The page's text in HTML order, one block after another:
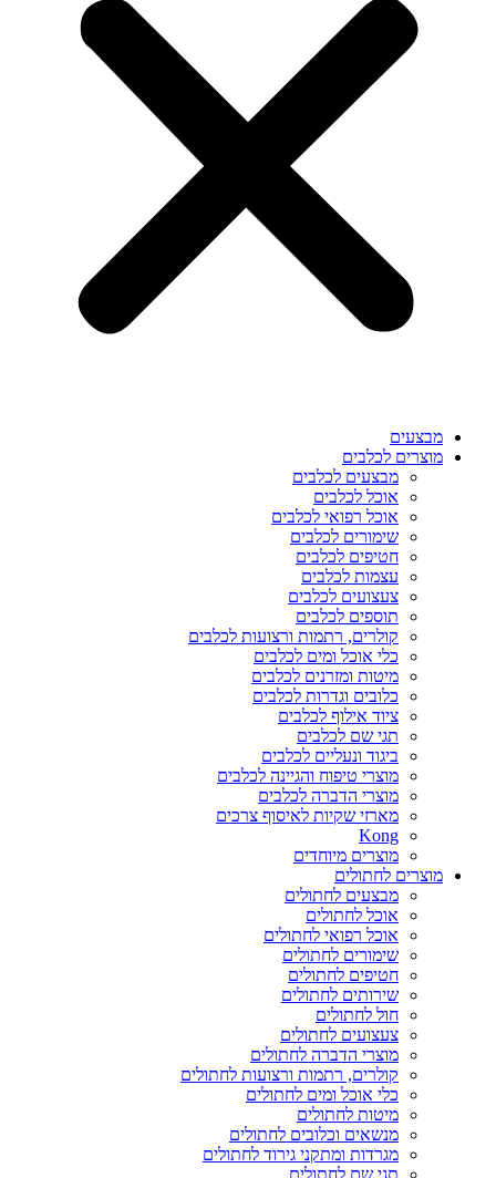
מבצעים
מוצרים לכלבים
מבצעים לכלבים
אוכל לכלבים
אוכל רפואי לכלבים
שימורים לכלבים
חטיפים לכלבים
עצמות לכלבים
צעצועים לכלבים
תוספים לכלבים
קולרים, רתמות ורצועות לכלבים
כלי אוכל ומים לכלבים
מיטות ומזרנים לכלבים
כלובים וגדרות לכלבים
ציוד אילוף לכלבים
תגי שם לכלבים
ביגוד ונעליים לכלבים
מוצרי טיפוח והגיינה לכלבים
מוצרי הדברה לכלבים
מארזי שקיות לאיסוף צרכים
Kong
מוצרים מיוחדים
מוצרים לחתולים
מבצעים לחתולים
אוכל לחתולים
אוכל רפואי לחתולים
שימורים לחתולים
חטיפים לחתולים
שירותים לחתולים
חול לחתולים
צעצועים לחתולים
מוצרי הדברה לחתולים
קולרים, רתמות ורצועות לחתולים
כלי אוכל ומים לחתולים
מיטות לחתולים
מנשאים וכלובים לחתולים
מגרדות ומתקני גירוד לחתולים